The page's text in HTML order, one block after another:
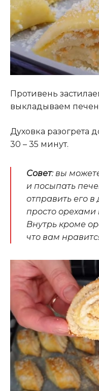
Противень
выкладываем
Духовка разогрета
30 – 35 минут.
Совет: вы
и посыпать
отправить его
просто орехами
Внутрь кроме
что вам